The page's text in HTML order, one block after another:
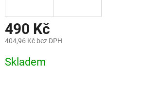
490 Kč
404,96 Kč bez DPH
cena:
Skladem